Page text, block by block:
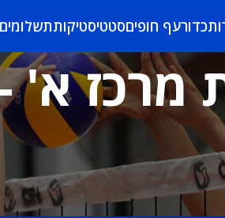
כדורעף חופיםסטטיסטיקותתשלומים
מרכז א'